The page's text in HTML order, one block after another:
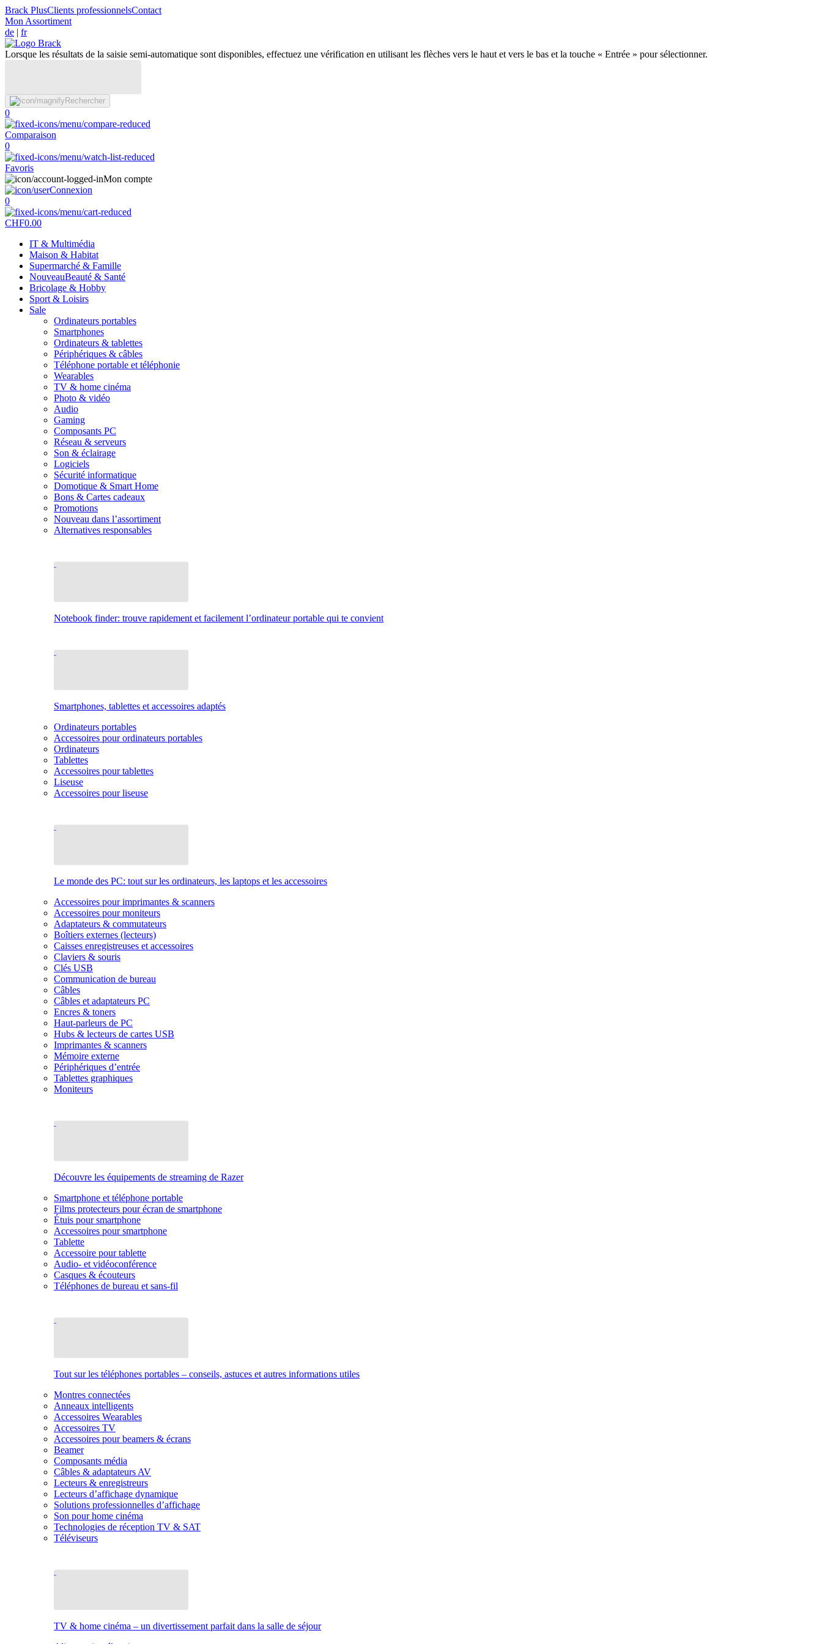
Brack PlusClients professionnelsContact
Mon Assortiment
de | fr
Lorsque les résultats de la saisie semi-automatique sont disponibles, effectuez une vérification en utilisant les flèches vers le haut et vers le bas et la touche « Entrée » pour sélectionner.
Rechercher
0
Comparaison
0
Favoris
Mon compte
Connexion
0
CHF0.00
IT & Multimédia
Maison & Habitat
Supermarché & Famille
NouveauBeauté & Santé
Bricolage & Hobby
Sport & Loisirs
Sale
Ordinateurs portables
Smartphones
Ordinateurs & tablettes
Périphériques & câbles
Téléphone portable et téléphonie
Wearables
TV & home cinéma
Photo & vidéo
Audio
Gaming
Composants PC
Réseau & serveurs
Son & éclairage
Logiciels
Sécurité informatique
Domotique & Smart Home
Bons & Cartes cadeaux
Promotions
Nouveau dans l’assortiment
Alternatives responsables
Notebook finder: trouve rapidement et facilement l’ordinateur portable qui te convient
Smartphones, tablettes et accessoires adaptés
Ordinateurs portables
Accessoires pour ordinateurs portables
Ordinateurs
Tablettes
Accessoires pour tablettes
Liseuse
Accessoires pour liseuse
Le monde des PC: tout sur les ordinateurs, les laptops et les accessoires
Accessoires pour imprimantes & scanners
Accessoires pour moniteurs
Adaptateurs & commutateurs
Boîtiers externes (lecteurs)
Caisses enregistreuses et accessoires
Claviers & souris
Clés USB
Communication de bureau
Câbles
Câbles et adaptateurs PC
Encres & toners
Haut-parleurs de PC
Hubs & lecteurs de cartes USB
Imprimantes & scanners
Mémoire externe
Périphériques d’entrée
Tablettes graphiques
Moniteurs
Découvre les équipements de streaming de Razer
Smartphone et téléphone portable
Films protecteurs pour écran de smartphone
Étuis pour smartphone
Accessoires pour smartphone
Tablette
Accessoire pour tablette
Audio- et vidéoconférence
Casques & écouteurs
Téléphones de bureau et sans-fil
Tout sur les téléphones portables – conseils, astuces et autres informations utiles
Montres connectées
Anneaux intelligents
Accessoires Wearables
Accessoires TV
Accessoires pour beamers & écrans
Beamer
Composants média
Câbles & adaptateurs AV
Lecteurs & enregistreurs
Lecteurs d’affichage dynamique
Solutions professionnelles d’affichage
Son pour home cinéma
Technologies de réception TV & SAT
Téléviseurs
TV & home cinéma – un divertissement parfait dans la salle de séjour